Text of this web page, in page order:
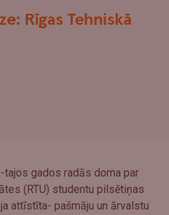
Rīgas Tehniskā
gados radās doma par
(RTU) studentu pilsētiņas
attīstīta- pašmāju un ārvalstu